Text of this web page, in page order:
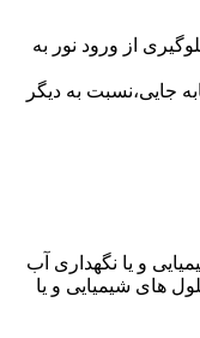
از ورود نور به
جایی،نسبت به دیگر
و یا نگهداری آب
های شیمیایی و یا